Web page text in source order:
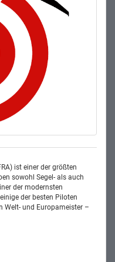
ist einer der größten
sowohl Segel- als auch
der modernsten
der besten Piloten
Welt- und Europameister –